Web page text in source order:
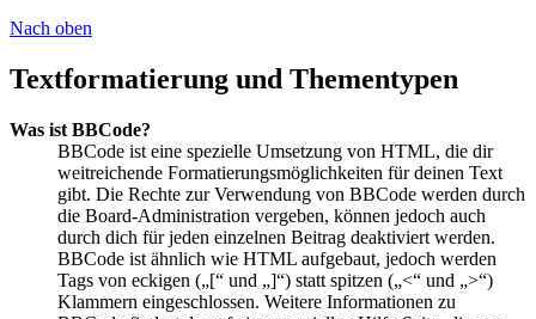
Nach oben
Textformatierung und Thementypen
Was ist BBCode?
BBCode ist eine spezielle Umsetzung von HTML, die dir
weitreichende Formatierungsmöglichkeiten für deinen Text
gibt. Die Rechte zur Verwendung von BBCode werden durch
die Board-Administration vergeben, können jedoch auch
durch dich für jeden einzelnen Beitrag deaktiviert werden.
BBCode ist ähnlich wie HTML aufgebaut, jedoch werden
Tags von eckigen („[“ und „]“) statt spitzen („<“ und „>“)
Klammern eingeschlossen. Weitere Informationen zu